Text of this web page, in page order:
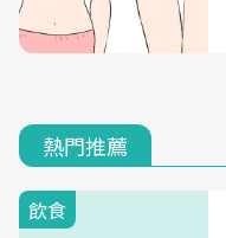
熱門推薦
飲食